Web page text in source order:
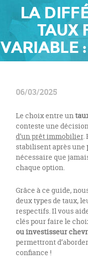
LA
TAUX
VARIABLE
06/03/2025
Le choix entre un
conteste une
d’un prêt immobilier.
stabilisent après une
nécessaire que
chaque option.
Grâce à ce guide,
deux types de taux,
respectifs. Il vous
clés pour faire le
ou investisseur
permettront
confiance !